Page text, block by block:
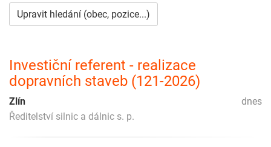
Upravit hledání (obec, pozice...)
Investiční referent - realizace
dopravních staveb (121-2026)
dnes
Zlín
Ředitelství silnic a dálnic s. p.